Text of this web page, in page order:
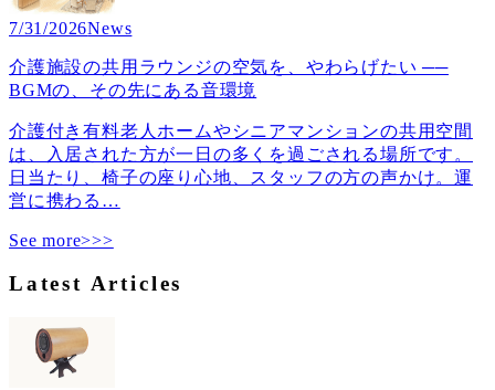
7/31/2026News
介護施設の共用ラウンジの空気を、やわらげたい ──
BGMの、その先にある音環境
介護付き有料老人ホームやシニアマンションの共用空間
は、入居された方が一日の多くを過ごされる場所です。
日当たり、椅子の座り心地、スタッフの方の声かけ。運
営に携わる …
See more>>>
Latest Articles